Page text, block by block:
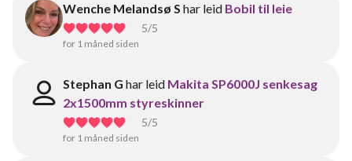
Wenche Melandsø S har leid Bobil til leie
5/5
for 1 måned siden
Stephan G har leid Makita SP6000J senkesag
2x1500mm styreskinner
5/5
for 1 måned siden